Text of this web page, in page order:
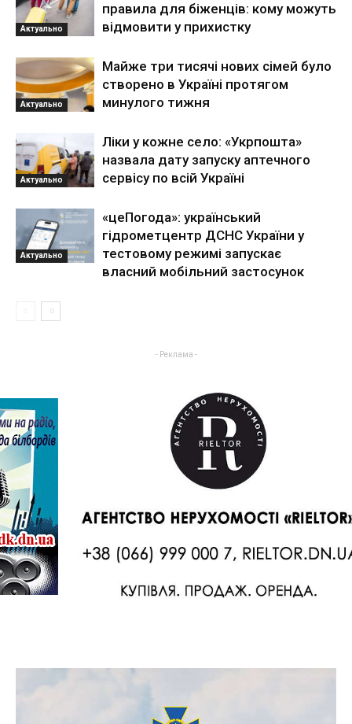
Актуально
правила для біженців: кому можуть
відмовити у прихистку
Актуально
Майже три тисячі нових сімей було
створено в Україні протягом
минулого тижня
Актуально
Ліки у кожне село: «Укрпошта»
назвала дату запуску аптечного
сервісу по всій Україні
Актуально
«цеПогода»: український
гідрометцентр ДСНС України у
тестовому режимі запускає
власний мобільний застосунок
- Реклама -